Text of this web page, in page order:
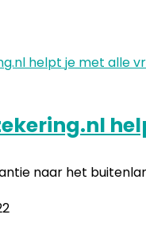
naar het